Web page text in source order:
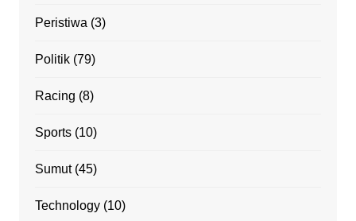
Peristiwa (3)
Politik(79)
Racing (8)
Sports(10)
Sumut(45)
Technology(10)